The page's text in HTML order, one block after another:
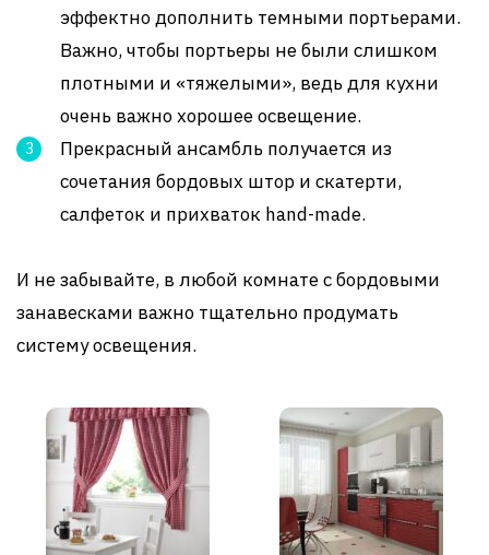
эффектно дополнить темными портьерами.
Важно, чтобы портьеры не были слишком
плотными и «тяжелыми», ведь для кухни
очень важно хорошее освещение.
Прекрасный ансамбль получается из
сочетания бордовых штор и скатерти,
салфеток и прихваток hand-made.
И не забывайте, в любой комнате с бордовыми
занавесками важно тщательно продумать
систему освещения.